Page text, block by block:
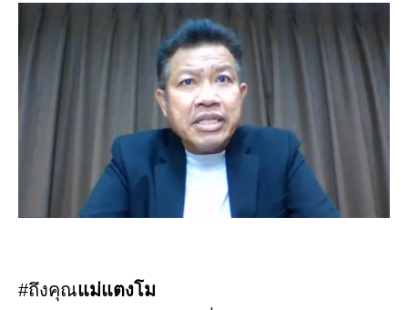
#ถึงคุณแม่แตงโม